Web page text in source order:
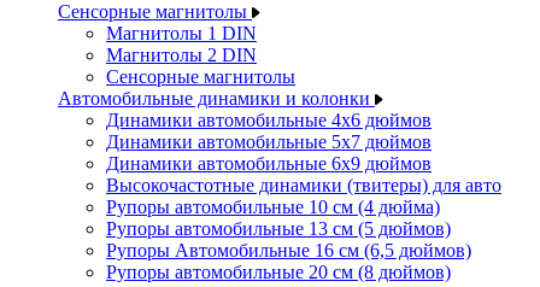
Сенсорные магнитолы
Магнитолы 1 DIN
Магнитолы 2 DIN
Сенсорные магнитолы
Автомобильные динамики и колонки
Динамики автомобильные 4x6 дюймов
Динамики автомобильные 5x7 дюймов
Динамики автомобильные 6x9 дюймов
Высокочастотные динамики (твитеры) для авто
Рупоры автомобильные 10 см (4 дюйма)
Рупоры автомобильные 13 см (5 дюймов)
Рупоры Автомобильные 16 см (6,5 дюймов)
Рупоры автомобильные 20 см (8 дюймов)